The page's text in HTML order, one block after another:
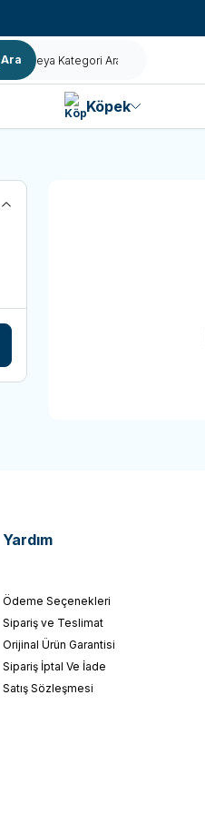
Ara
Köpek
Yardım
Ödeme Seçenekleri
Sipariş ve Teslimat
Orijinal Ürün Garantisi
Sipariş İptal Ve İade
Satış Sözleşmesi